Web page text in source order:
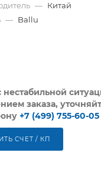
— Китай
— Ballu
нестабильной
заказа,
+7 (499) 755-60-05
СЧЕТ / КП